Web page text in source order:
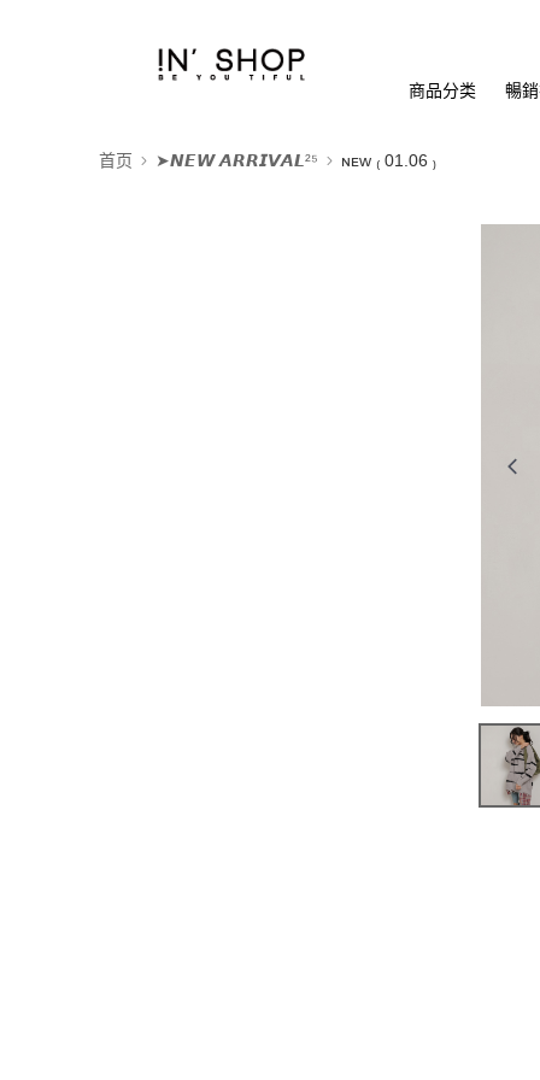
商品分类 暢
首页 ➤𝙉𝙀𝙒 𝘼𝙍𝙍𝙄𝙑𝘼𝙇²⁵ ɴᴇᴡ ₍ 01.06 ₎